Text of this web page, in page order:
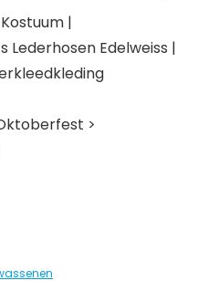
|
Edelweiss |
>